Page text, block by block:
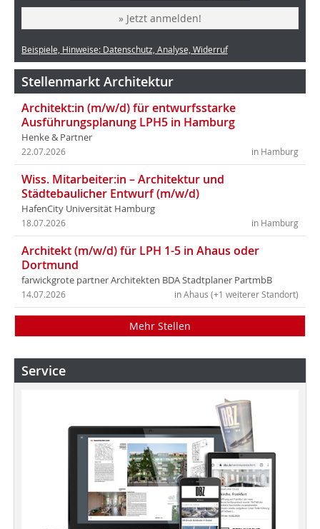
» Jetzt anmelden!
Beispiele, Hinweise: Datenschutz, Analyse, Widerruf
Stellenmarkt Architektur
Architekt:in (m/w/d) für entwurfsstarke
Ausführungsplanung LPH5 in Hamburg
Henke & Partner
in Hamburg
22.07.2026
Wiss. Mitarbeiter:in – Architektur und
Städtebaulicher Entwurf (m/w/d)
HafenCity Universität Hamburg
in Hamburg
18.07.2026
Architekt (m/w/d) für LPH 1-5 in Ahaus oder
Dortmund
farwickgrote partner Architekten BDA Stadtplaner PartmbB
in Ahaus (+1 weiterer Standort)
14.07.2026
Mehr Stellen
Service